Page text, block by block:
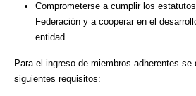
Comprometerse a cumplir los
Federación y a cooperar en el
entidad.
Para el ingreso de miembros adherentes se
siguientes requisitos: